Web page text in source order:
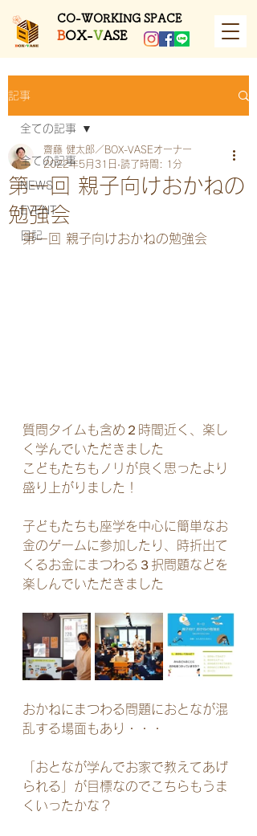
​CO-WORKING SPACE
BOX-VASE
記事
全ての記事
NEWS
EVENT
日記
全ての記事
第一回 親子向けおかねの
勉強会
齋藤 健太郎／BOX-VASEオーナー
2022年5月31日 読了時間: 1分
第一回 親子向けおかねの勉強会
質問タイムも含め２時間近く、楽し
く学んでいただきました
こどもたちもノリが良く思ったより
盛り上がりました！
子どもたちも座学を中心に簡単なお
金のゲームに参加したり、時折出て
くるお金にまつわる３択問題などを
楽しんでいただきました
おかねにまつわる問題におとなが混
乱する場面もあり・・・
「おとなが学んでお家で教えてあげ
られる」が目標なのでこちらもうま
くいったかな？